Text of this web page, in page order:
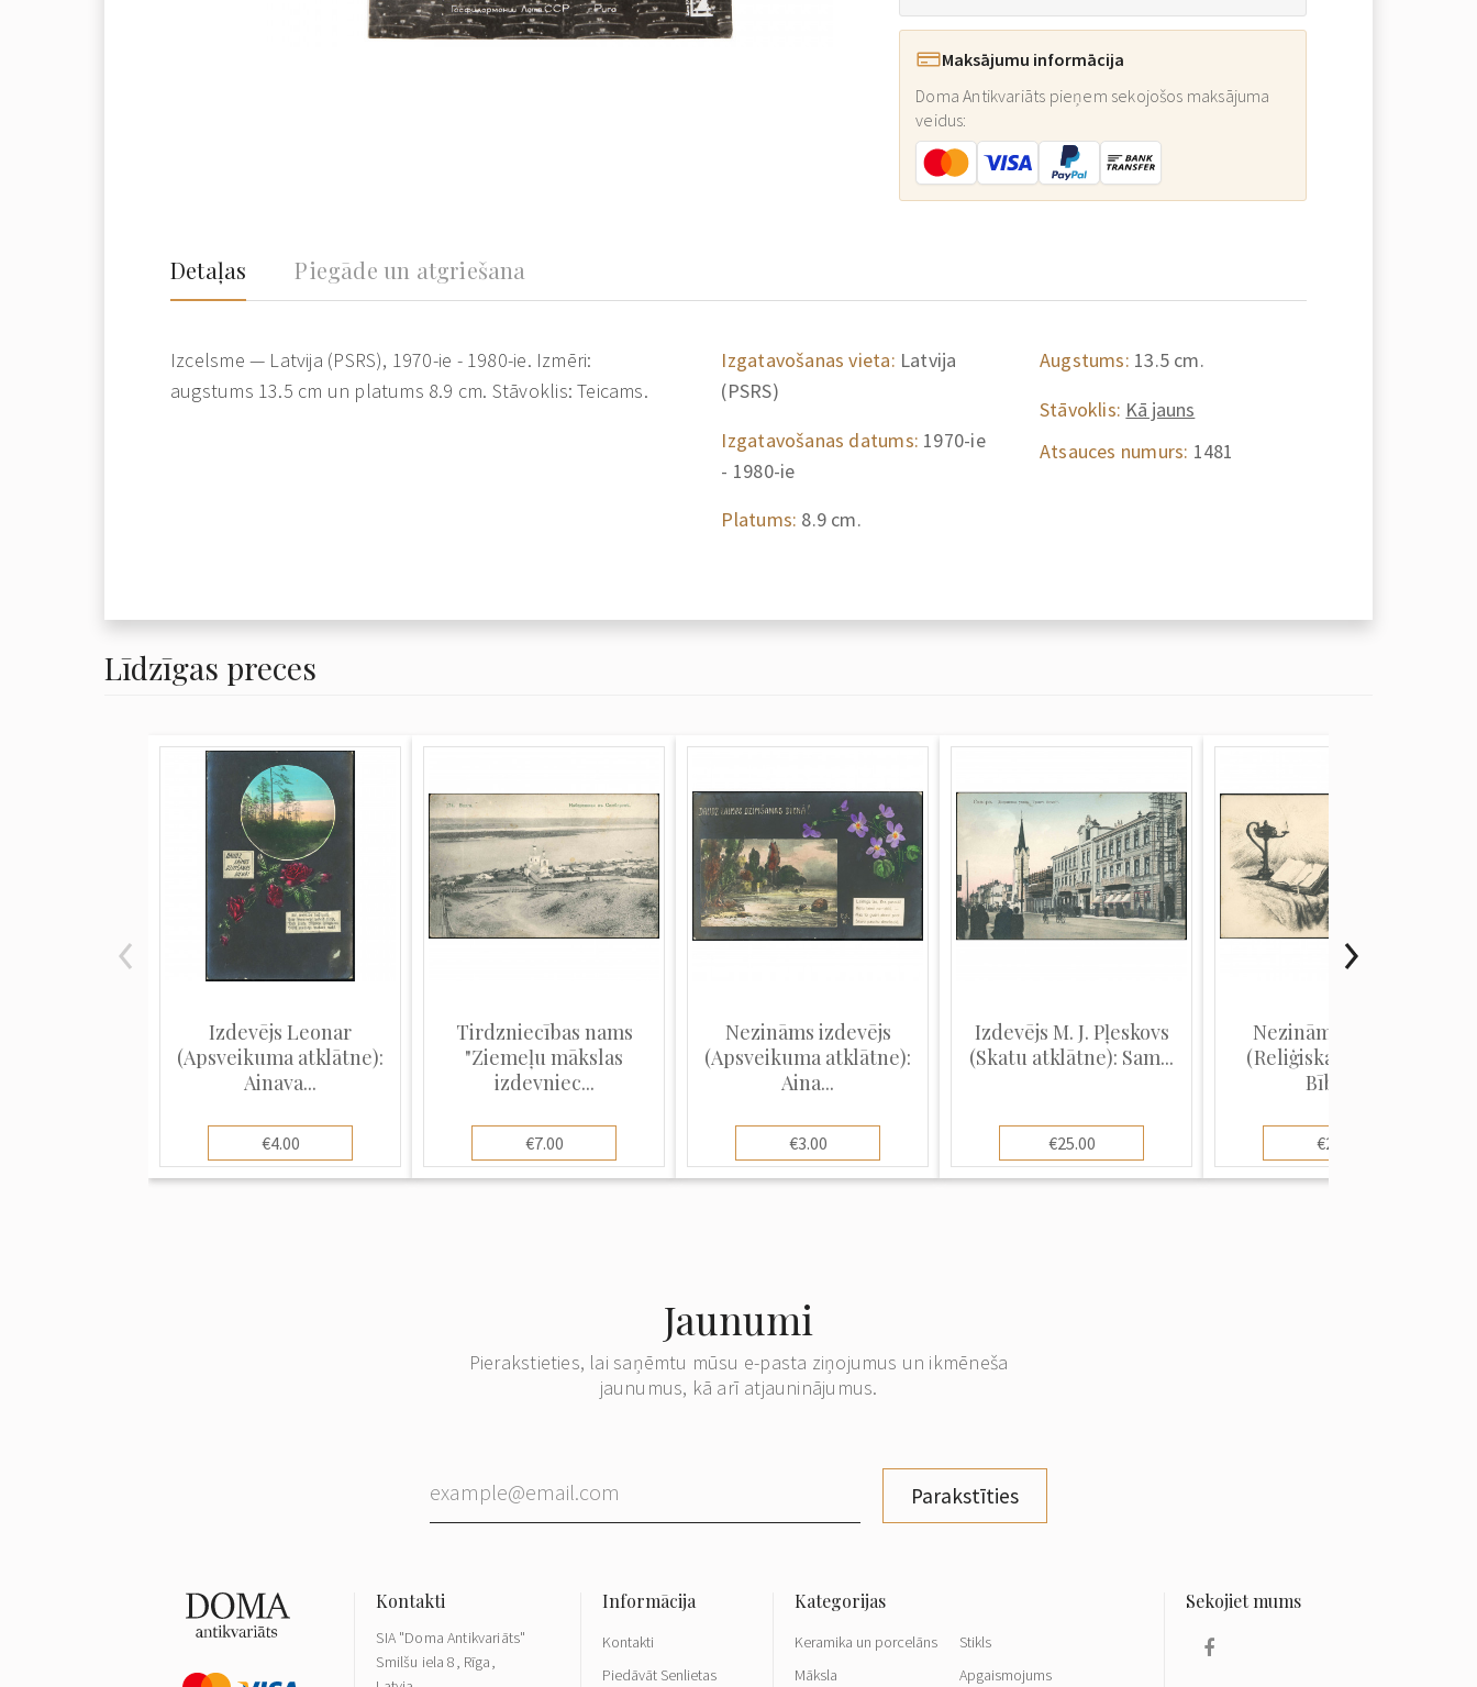
Maksājumu informācija
Doma Antikvariāts pieņem sekojošos maksājuma
veidus:
Detaļas Piegāde un atgriešana
Izcelsme — Latvija (PSRS), 1970-ie - 1980-ie. Izmēri:
augstums 13.5 cm un platums 8.9 cm. Stāvoklis: Teicams.
Izgatavošanas vieta: Latvija
(PSRS)
Izgatavošanas datums: 1970-ie
- 1980-ie
Platums: 8.9 cm.
Augstums: 13.5 cm.
Stāvoklis: Kā jauns
Atsauces numurs: 1481
Līdzīgas preces
Izdevējs Leonar
(Apsveikuma atklātne):
Ainava...
€4.00
Tirdzniecības nams
"Ziemeļu mākslas
izdevniec...
€7.00
Nezināms izdevējs
(Apsveikuma atklātne):
Aina...
€3.00
Izdevējs M. J. Pļeskovs
(Skatu atklātne): Sam...
€25.00
Nezināms izdevējs
(Reliģiska atklātne):
Bībel...
€2.00
Jaunumi
Pierakstieties, lai saņēmtu mūsu e-pasta ziņojumus un ikmēneša
jaunumus, kā arī atjauninājumus.
Parakstīties
SIA "Doma Antikvariāts"
Smilšu iela 8, Rīga,
Kontakti
Piedāvāt Senlietas
Keramika un porcelāns
Māksla
Stikls
Apgaismojums